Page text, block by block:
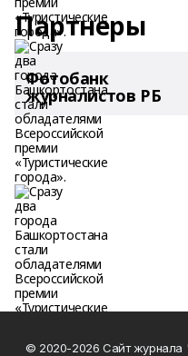
Партнеры
Фотобанк
журналистов РБ
© 2020-2026 Сайт журнала